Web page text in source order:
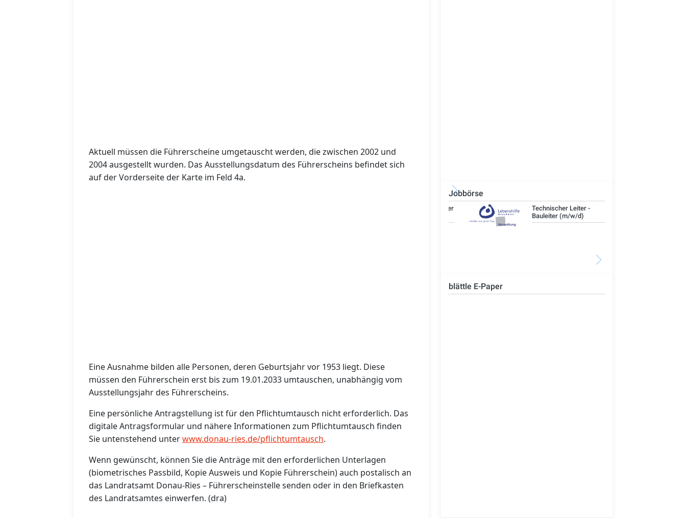
Aktuell müssen die Führerscheine umgetauscht werden, die zwischen 2002 und
2004 ausgestellt wurden. Das Ausstellungsdatum des Führerscheins befindet sich
auf der Vorderseite der Karte im Feld 4a.
Eine Ausnahme bilden alle Personen, deren Geburtsjahr vor 1953 liegt. Diese
müssen den Führerschein erst bis zum 19.01.2033 umtauschen, unabhängig vom
Ausstellungsjahr des Führerscheins.
Eine persönliche Antragstellung ist für den Pflichtumtausch nicht erforderlich. Das
digitale Antragsformular und nähere Informationen zum Pflichtumtausch finden
Sie untenstehend unterwww.donau-ries.de/pflichtumtausch.
Wenn gewünscht, können Sie die Anträge mit den erforderlichen Unterlagen
(biometrisches Passbild, Kopie Ausweis und Kopie Führerschein) auch postalisch an
das Landratsamt Donau-Ries – Führerscheinstelle senden oder in den Briefkasten
des Landratsamtes einwerfen. (dra)
Jobbörse
Technischer Leiter -
Bauleiter (m/w/d)
blättle E-Paper